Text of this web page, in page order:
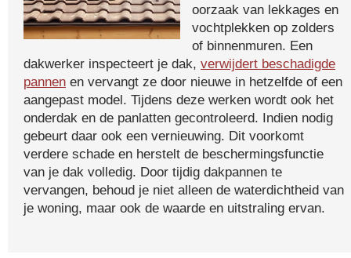
oorzaak van lekkages en
vochtplekken op zolders
of binnenmuren. Een
dakwerker inspecteert je dak, verwijdert beschadigde
pannen en vervangt ze door nieuwe in hetzelfde of een
aangepast model. Tijdens deze werken wordt ook het
onderdak en de panlatten gecontroleerd. Indien nodig
gebeurt daar ook een vernieuwing. Dit voorkomt
verdere schade en herstelt de beschermingsfunctie
van je dak volledig. Door tijdig dakpannen te
vervangen, behoud je niet alleen de waterdichtheid van
je woning, maar ook de waarde en uitstraling ervan.